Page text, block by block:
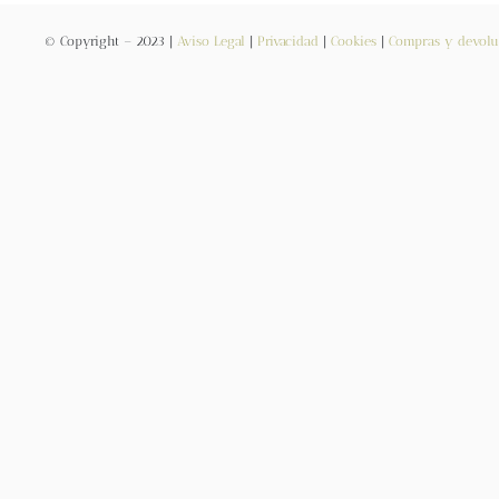
© Copyright – 2023 | Aviso Legal Privacidad Cookies| Compras y